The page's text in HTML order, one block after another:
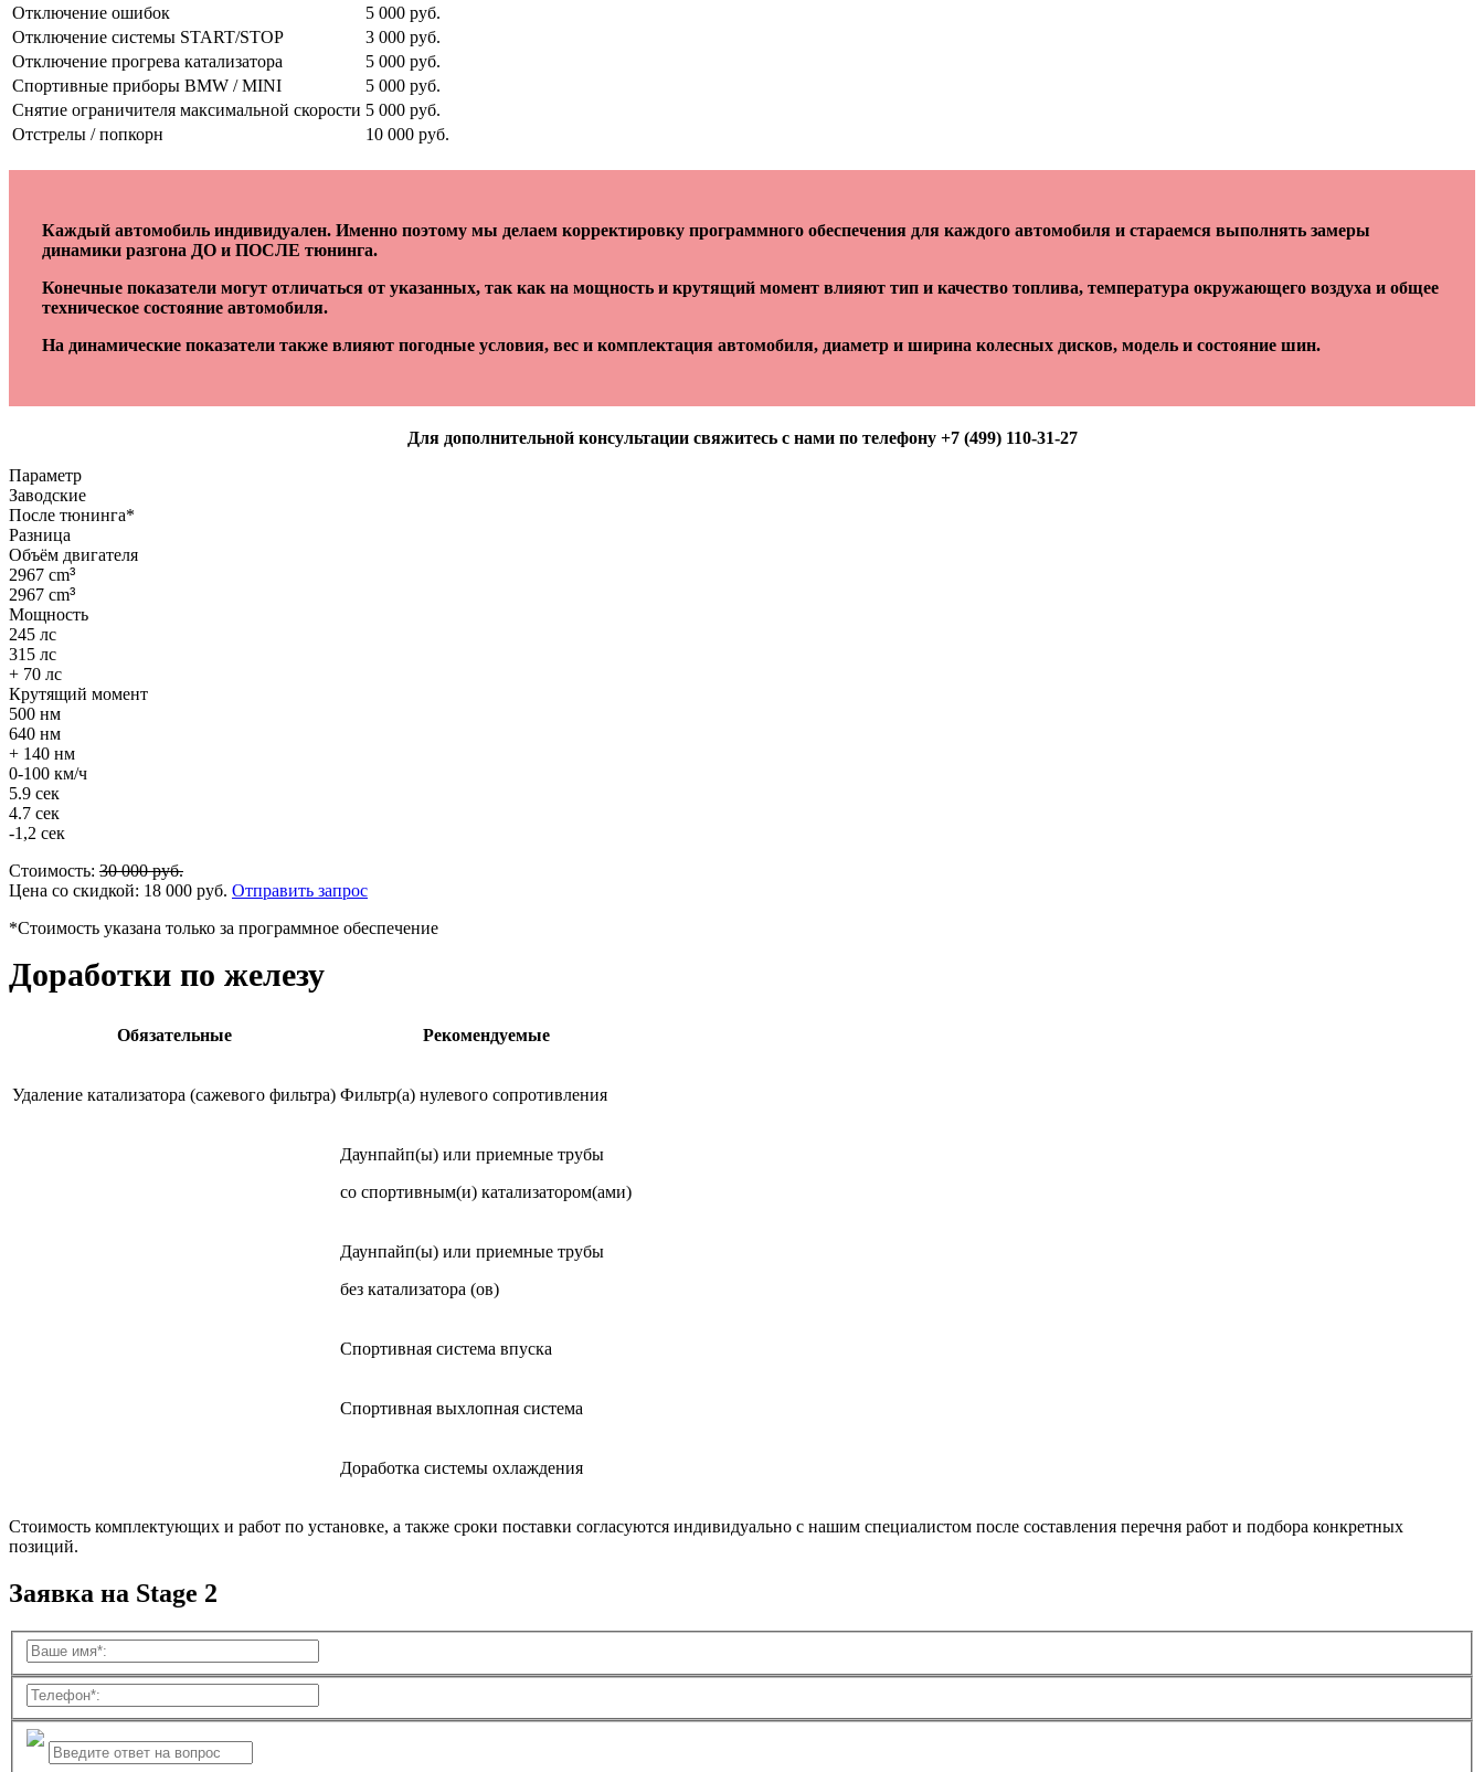
Отключение ошибок
5 000 руб.
Отключение системы START/STOP
3 000 руб.
Отключение прогрева катализатора
5 000 руб.
Спортивные приборы BMW / MINI
5 000 руб.
Снятие ограничителя максимальной скорости 5 000 руб.
Отстрелы / попкорн
10 000 руб.
Каждый автомобиль индивидуален. Именно поэтому мы делаем корректировку программного обеспечения для каждого автомобиля и стараемся выполнять замеры
динамики разгона ДО и ПОСЛЕ тюнинга.
Конечные показатели могут отличаться от указанных, так как на мощность и крутящий момент влияют тип и качество топлива, температура окружающего воздуха и общее
техническое состояние автомобиля.
На динамические показатели также влияют погодные условия, вес и комплектация автомобиля, диаметр и ширина колесных дисков, модель и состояние шин.
Для дополнительной консультации свяжитесь с нами по телефону +7 (499) 110-31-27
Параметр
Заводские
После тюнинга*
Разница
Объём двигателя
2967 cm³
2967 cm³
Мощность
245 лс
315 лс
+ 70 лс
Крутящий момент
500 нм
640 нм
+ 140 нм
0-100 км/ч
5.9 сек
4.7 сек
-1,2 сек
Стоимость: 30 000руб.
Цена со скидкой: 18 000 руб. Отправить запрос
*Стоимость указана только за программное обеспечение
Доработки по железу
Обязательные Рекомендуемые
Удаление катализатора (сажевого фильтра) Фильтр(а) нулевого сопротивления
Даунпайп(ы) или приемные трубы
со спортивным(и) катализатором(ами)
Даунпайп(ы) или приемные трубы
без катализатора (ов)
Спортивная система впуска
Спортивная выхлопная система
Доработка системы охлаждения
Стоимость комплектующих и работ по установке, а также сроки поставки согласуются индивидуально с нашим специалистом после составления перечня работ и подбора конкретных
позиций.
Заявка на Stage 2